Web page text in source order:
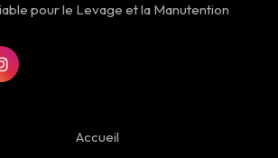
pour le Levage et la Manutention
Accueil